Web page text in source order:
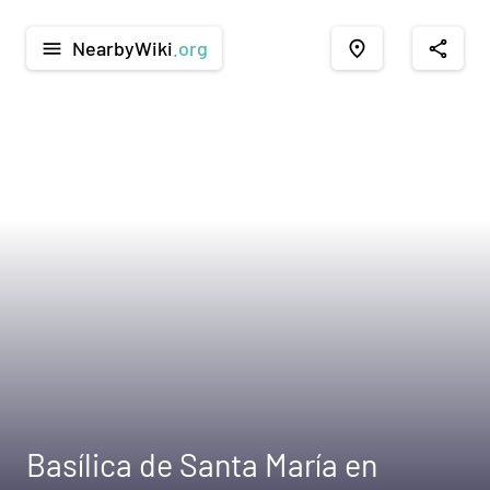
menu NearbyWiki .org place share
Basílica de Santa María en